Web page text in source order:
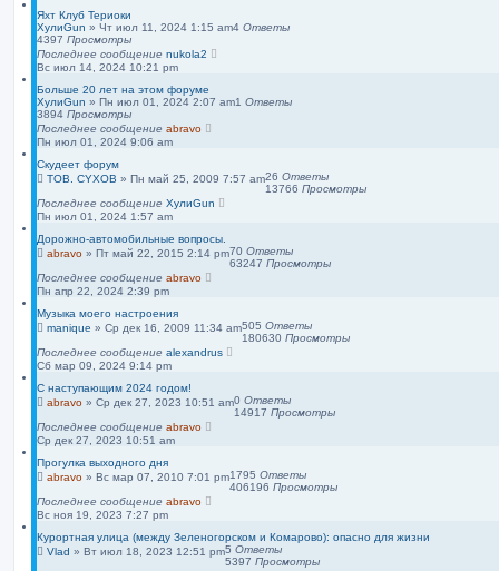
Яхт Клуб Териоки
ХулиGun » Чт июл 11, 2024 1:15 am4 Ответы
4397 Просмотры
Последнее сообщение nukola2
Вс июл 14, 2024 10:21 pm
Больше 20 лет на этом форуме
ХулиGun » Пн июл 01, 2024 2:07 am1 Ответы
3894 Просмотры
Последнее сообщение abravo
Пн июл 01, 2024 9:06 am
Скудеет форум
TOB. CYXOB » Пн май 25, 2009 7:57 am26 Ответы
13766 Просмотры
Последнее сообщение ХулиGun
Пн июл 01, 2024 1:57 am
Дорожно-автомобильные вопросы.
abravo » Пт май 22, 2015 2:14 pm70 Ответы
63247 Просмотры
Последнее сообщение abravo
Пн апр 22, 2024 2:39 pm
Музыка моего настроения
manique » Ср дек 16, 2009 11:34 am505 Ответы
180630 Просмотры
Последнее сообщение alexandrus
Сб мар 09, 2024 9:14 pm
С наступающим 2024 годом!
abravo » Ср дек 27, 2023 10:51 am0 Ответы
14917 Просмотры
Последнее сообщение abravo
Ср дек 27, 2023 10:51 am
Прогулка выходного дня
abravo » Вс мар 07, 2010 7:01 pm1795 Ответы
406196 Просмотры
Последнее сообщение abravo
Вс ноя 19, 2023 7:27 pm
Курортная улица (между Зеленогорском и Комарово): опасно для жизни
Vlad » Вт июл 18, 2023 12:51 pm5 Ответы
5397 Просмотры